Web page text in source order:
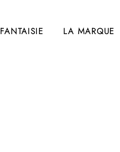
FANTAISIE LA MARQUE